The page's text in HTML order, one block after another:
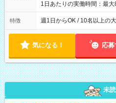
1日あたりの実働時間：最大
社後、就業可能シフトをご
特徴 週1日からOK / 10名以上の
気になる！ 応募
未読